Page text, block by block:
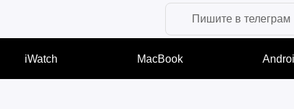
Пишите в телеграм
iWatch MacBook